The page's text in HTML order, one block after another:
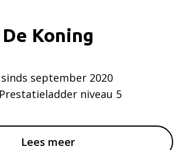
De Koning
september 2020
niveau 5
Lees meer